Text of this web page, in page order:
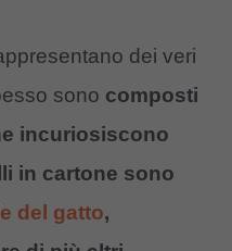
dei veri
sono composti
incuriosiscono
in cartone sono
del gatto,